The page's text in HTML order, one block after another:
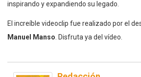
inspirando y expandiendo su legado.
El increíble videoclip fue realizado por el
Manuel Manso. Disfruta ya del vídeo.